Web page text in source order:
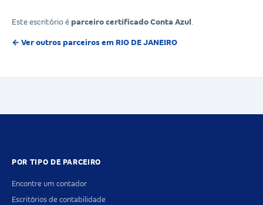
Este escritório é parceiro certificado Conta Azul
← Ver outros parceiros em RIO DE JANEIRO
POR TIPO DE PARCEIRO
Encontre um contador
Escritórios de contabilidade